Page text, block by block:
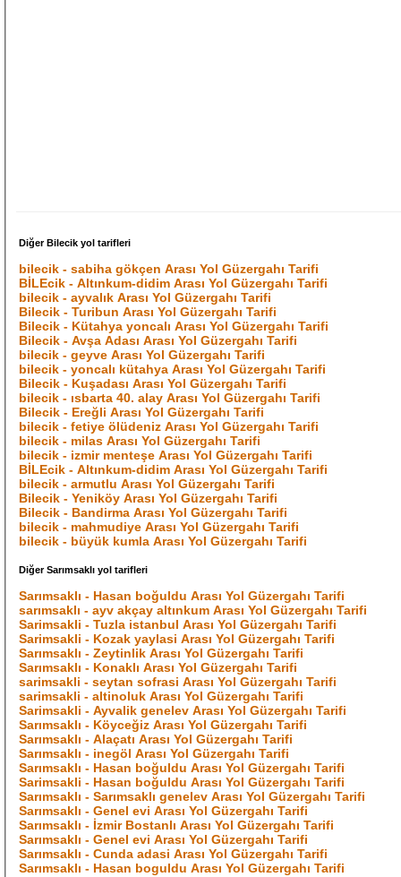
Diğer Bilecik yol tarifleri
bilecik - sabiha gökçen Arası Yol Güzergahı Tarifi
BİLEcik - Altınkum-didim Arası Yol Güzergahı Tarifi
bilecik - ayvalık Arası Yol Güzergahı Tarifi
Bilecik - Turibun Arası Yol Güzergahı Tarifi
Bilecik - Kütahya yoncalı Arası Yol Güzergahı Tarifi
Bilecik - Avşa Adası Arası Yol Güzergahı Tarifi
bilecik - geyve Arası Yol Güzergahı Tarifi
bilecik - yoncalı kütahya Arası Yol Güzergahı Tarifi
Bilecik - Kuşadası Arası Yol Güzergahı Tarifi
bilecik - ısbarta 40. alay Arası Yol Güzergahı Tarifi
Bilecik - Ereğli Arası Yol Güzergahı Tarifi
bilecik - fetiye ölüdeniz Arası Yol Güzergahı Tarifi
bilecik - milas Arası Yol Güzergahı Tarifi
bilecik - izmir menteşe Arası Yol Güzergahı Tarifi
BİLEcik - Altınkum-didim Arası Yol Güzergahı Tarifi
bilecik - armutlu Arası Yol Güzergahı Tarifi
Bilecik - Yeniköy Arası Yol Güzergahı Tarifi
Bilecik - Bandirma Arası Yol Güzergahı Tarifi
bilecik - mahmudiye Arası Yol Güzergahı Tarifi
bilecik - büyük kumla Arası Yol Güzergahı Tarifi
Diğer Sarımsaklı yol tarifleri
Sarımsaklı - Hasan boğuldu Arası Yol Güzergahı Tarifi
sarımsaklı - ayv akçay altınkum Arası Yol Güzergahı Tarifi
Sarimsakli - Tuzla istanbul Arası Yol Güzergahı Tarifi
Sarimsakli - Kozak yaylasi Arası Yol Güzergahı Tarifi
Sarımsaklı - Zeytinlik Arası Yol Güzergahı Tarifi
Sarımsaklı - Konaklı Arası Yol Güzergahı Tarifi
sarimsakli - seytan sofrasi Arası Yol Güzergahı Tarifi
sarimsakli - altinoluk Arası Yol Güzergahı Tarifi
Sarimsakli - Ayvalik genelev Arası Yol Güzergahı Tarifi
Sarımsaklı - Köyceğiz Arası Yol Güzergahı Tarifi
Sarımsaklı - Alaçatı Arası Yol Güzergahı Tarifi
Sarımsaklı - inegöl Arası Yol Güzergahı Tarifi
Sarımsaklı - Hasan boğuldu Arası Yol Güzergahı Tarifi
Sarimsakli - Hasan boğuldu Arası Yol Güzergahı Tarifi
Sarımsaklı - Sarımsaklı genelev Arası Yol Güzergahı Tarifi
Sarımsaklı - Genel evi Arası Yol Güzergahı Tarifi
Sarımsaklı - İzmir Bostanlı Arası Yol Güzergahı Tarifi
Sarımsaklı - Genel evi Arası Yol Güzergahı Tarifi
Sarımsaklı - Cunda adasi Arası Yol Güzergahı Tarifi
Sarımsaklı - Hasan boguldu Arası Yol Güzergahı Tarifi